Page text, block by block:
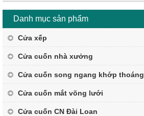
Danh mục sản phẩm
Cửa xếp
Cửa cuốn nhà xưởng
Cửa cuốn song ngang khớp thoáng
Cửa cuốn mắt võng lưới
Cửa cuốn CN Đài Loan